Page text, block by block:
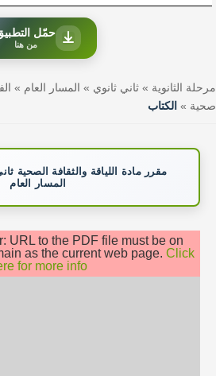
حمّل
من هنا
مرحلة الثانوية » ثاني ثانوي » المسار العام »
صحية » الكتاب
مقرر مادة اللياقة والثقافة الصحية
المسار العام
URL to the PDF file must be on
as the current web page. Click
for more info